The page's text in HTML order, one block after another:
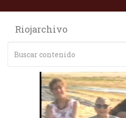
Riojarchivo